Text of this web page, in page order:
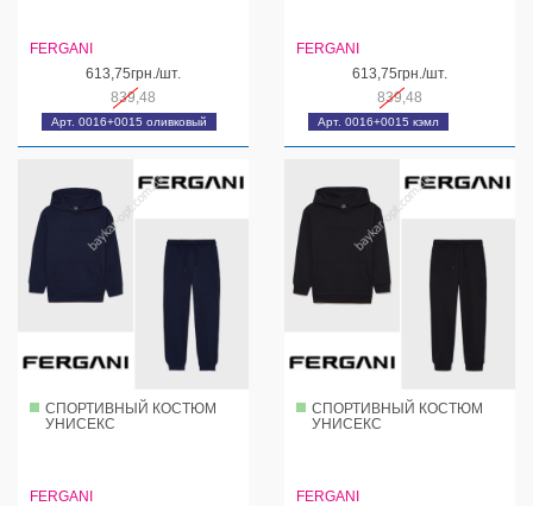
Арт. 0016+0015 оливковый
FERGANI
613,75грн./шт.
839,48
Арт. 0016+0015 кэмл
FERGANI
613,75грн./шт.
839,48
СПОРТИВНЫЙ КОСТЮМ
УНИСЕКС
FERGANI
СПОРТИВНЫЙ КОСТЮМ
УНИСЕКС
FERGANI